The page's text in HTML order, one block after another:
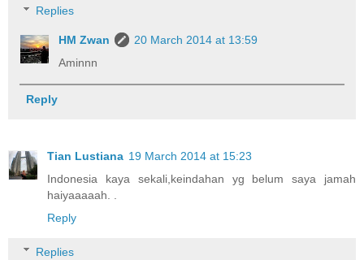
Replies
HM Zwan
20 March 2014 at 13:59
Aminnn
Reply
Tian Lustiana 19 March 2014 at 15:23
Indonesia kaya sekali,keindahan yg belum saya jamah
haiyaaaaah. .
Reply
Replies